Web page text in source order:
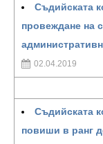
Съдийската
провеждане на
02.04.2019
Съдийската
повиши в ранг